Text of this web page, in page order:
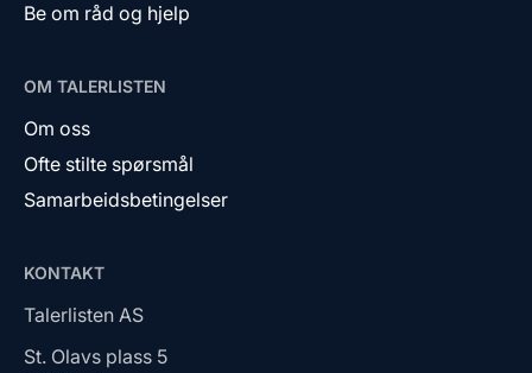
Be om råd og hjelp
OM TALERLISTEN
Om oss
Ofte stilte spørsmål
Samarbeidsbetingelser
KONTAKT
Talerlisten AS
St. Olavs plass 5